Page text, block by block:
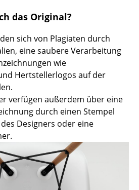
das Original?
sich von Plagiaten durch
eine saubere Verarbeitung
wie
Hertstellerlogos auf der
verfügen außerdem über eine
durch einen Stempel
Designers oder eine